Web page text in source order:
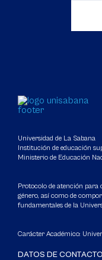
Universidad de La Sabana
Institución de educación
Ministerio de Educación
Protocolo de atención para
género, así como de
fundamentales de la
Carácter Académico:
DATOS DE CONTACTO